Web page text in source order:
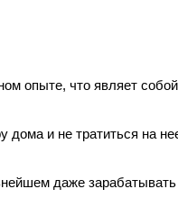
опыте, что являет собой
дома и не тратиться на
даже зарабатывать